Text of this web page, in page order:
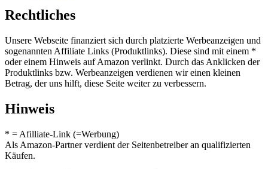
Rechtliches
Unsere Webseite finanziert sich durch platzierte Werbeanzeigen und
sogenannten Affiliate Links (Produktlinks). Diese sind mit einem *
oder einem Hinweis auf Amazon verlinkt. Durch das Anklicken der
Produktlinks bzw. Werbeanzeigen verdienen wir einen kleinen
Betrag, der uns hilft, diese Seite weiter zu verbessern.
Hinweis
* = Afilliate-Link (=Werbung)
Als Amazon-Partner verdient der Seitenbetreiber an qualifizierten
Käufen.